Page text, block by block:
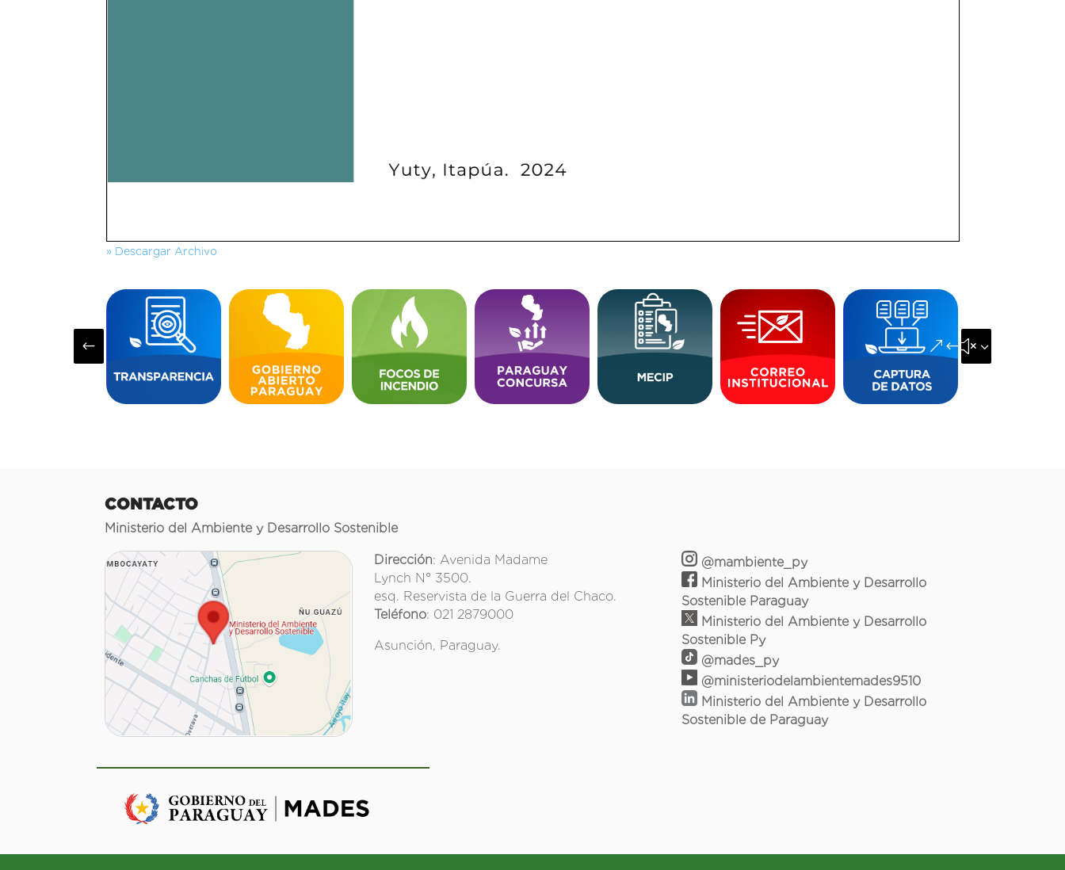
» Descargar Archivo
# &#x35;
CONTACTO
Ministerio del Ambiente y Desarrollo Sostenible
Dirección: Avenida Madame
Lynch N° 3500.
esq. Reservista de la Guerra del Chaco.
Teléfono: 021 2879000
Asunción, Paraguay.
@mambiente_py
Ministerio del Ambiente y Desarrollo
Sostenible Paraguay
Ministerio del Ambiente y Desarrollo
Sostenible Py
@mades_py
@ministeriodelambientemades9510
Ministerio del Ambiente y Desarrollo
Sostenible de Paraguay